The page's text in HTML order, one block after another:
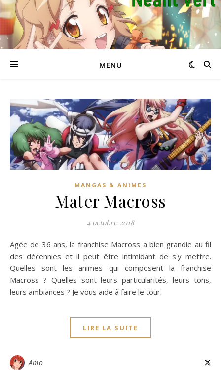
MENU
MANGAS & ANIMES
Mater Macross
4 octobre 2018
Agée de 36 ans, la franchise Macross a bien grandie au fil
des décennies et il peut être intimidant de s'y mettre.
Quelles sont les animes qui composent la franchise
Macross ? Quelles sont leurs particularités, leurs tons,
leurs ambiances ? Je vous aide à faire le tour.
LIRE LA SUITE
Amo